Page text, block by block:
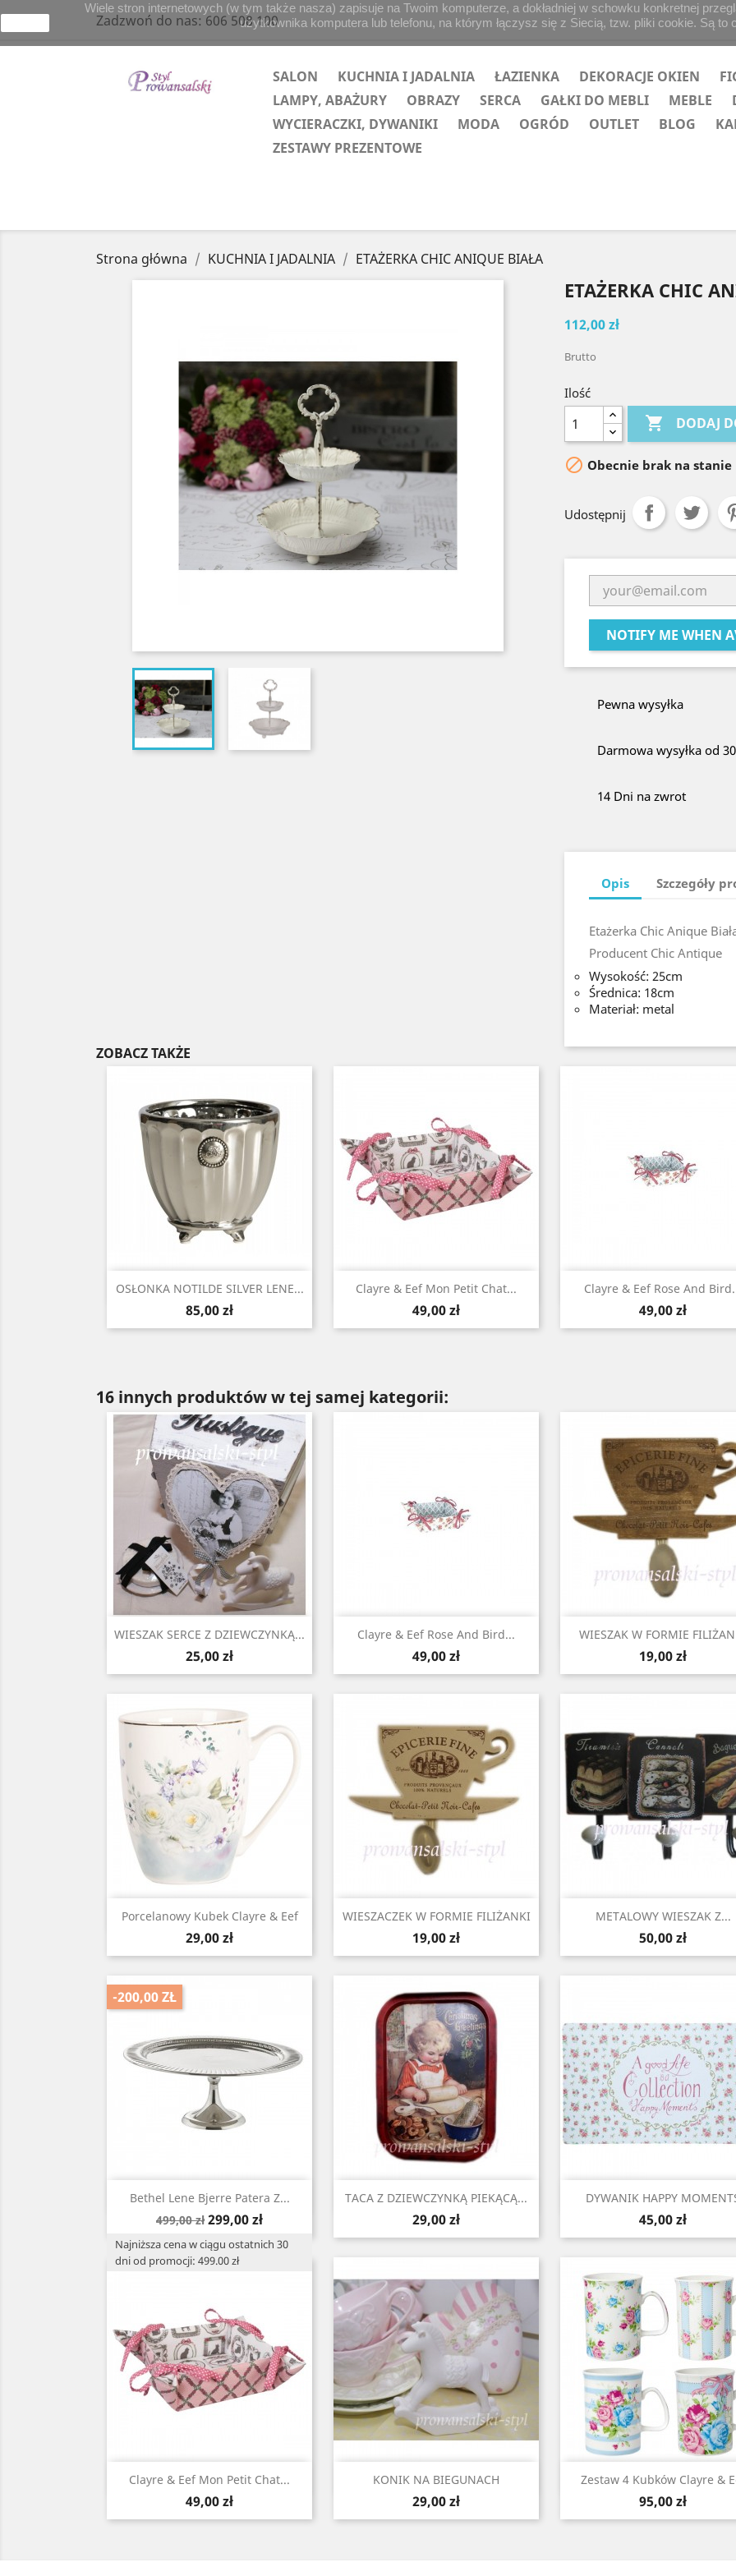
Zadzwoń do nas:606 508 100
SALON KUCHNIA I JADALNIA ŁAZIENKA DEKORACJE OKIEN
LAMPY, ABAŻURY
OBRAZY SERCA GAŁKI DO MEBLI MEBLE
WYCIERACZKI, DYWANIKI
MODA OGRÓD OUTLET BLOG
ZESTAWY PREZENTOWE
Strona główna KUCHNIA I JADALNIA ETAŻERKA CHIC ANIQUE BIAŁA
ETAŻERKA CHIC
112,00 zł
Brutto
Ilość
 DODAJ
 Obecnie brak na stanie
Udostępnij
NOTIFY ME WHEN
Pewna wysyłka
Darmowa wysyłka od
14 Dni na zwrot
Opis Szczegóły
Etażerka Chic Anique
Producent Chic Antique
Wysokość: 25cm
Średnica: 18cm
Materiał: metal
ZOBACZ TAKŻE
OSŁONKA NOTILDE SILVER LENE...
Cena
85,00 zł
 Szybki podgląd Clayre & Eef Mon Petit Chat...
Cena
49,00 zł
Szybki podgląd Clayre & Eef Rose And
Cena
49,00 zł
Szybki podgląd
16 innych produktów w tej samej kategorii:
WIESZAK SERCE Z DZIEWCZYNKĄ...
Cena
25,00 zł
Szybki podgląd Clayre & Eef Rose And Bird...
Cena
49,00 zł
Szybki podgląd WIESZAK W FORMIE
Cena
19,00 zł
Szybki podgląd
Porcelanowy Kubek Clayre & Eef
Cena
29,00 zł
Szybki podgląd WIESZACZEK W FORMIE FILIŻANKI
Cena
19,00 zł
Szybki podgląd METALOWY WIESZAK Z...
Cena
50,00 zł
Szybki podgląd
Bethel Lene Bjerre Patera Z...
Cena
499,00 zł Cena
299,00 zł
Najniższa cena w ciągu ostatnich 30
dni od promocji: 499.00 zł
-200,00 ZŁ
Szybki podgląd TACA Z DZIEWCZYNKĄ PIEKĄCĄ...
Cena
29,00 zł
Szybki podgląd DYWANIK HAPPY
Cena
45,00 zł
Szybki podgląd
Clayre & Eef Mon Petit Chat...
Cena
49,00 zł
Szybki podgląd KONIK NA BIEGUNACH
Cena
29,00 zł
Szybki podgląd Zestaw 4 Kubków Clayre &
Cena
95,00 zł
Szybki podgląd
Wiele stron internetowych (w tym także nasza) zapisuje na Twoim komputerze, a dokładniej w schowku konkretnej
użytkownika komputera lub telefonu, na którym łączysz się z Siecią, tzw. pliki cookie. Są to